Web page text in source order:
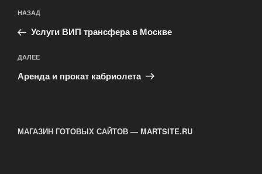
по
записям
Предыдущая
запись:
НАЗАД
Услуги ВИП трансфера в Москве
Следующая
запись
ДАЛЕЕ
Аренда и прокат кабриолета
МАГАЗИН ГОТОВЫХ САЙТОВ — MARTSITE.RU